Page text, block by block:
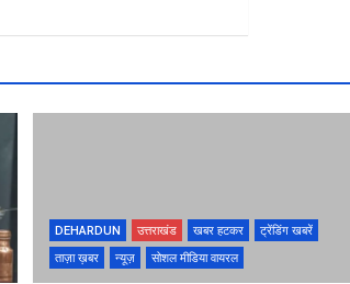
DEHARDUN उत्तराखंड खबर हटकर
ट्रेंडिंग खबरें
ताज़ा ख़बर
न्यूज़ सोशल मीडिया वायरल